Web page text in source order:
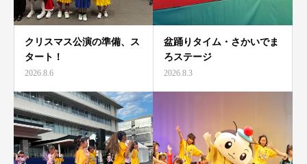
クリスマス公演の準備、ス
タート！
2026.8.6
盆踊りタイム・さかいでま
ろステージ
2026.8.3